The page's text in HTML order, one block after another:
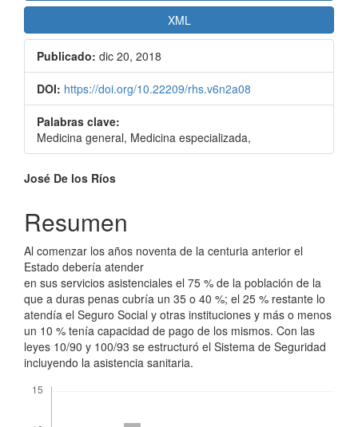
XML
Publicado: dic 20, 2018
DOI: https://doi.org/10.22209/rhs.v6n2a08
Palabras clave:
Medicina general, Medicina especializada,
Contenido
principal
del
artículo
José De los Ríos
Resumen
Al comenzar los años noventa de la centuria anterior el
Estado debería atender
en sus servicios asistenciales el 75 % de la población de la
que a duras penas cubría un 35 o 40 %; el 25 % restante lo
atendía el Seguro Social y otras instituciones y más o menos
un 10 % tenía capacidad de pago de los mismos. Con las
leyes 10/90 y 100/93 se estructuró el Sistema de Seguridad
incluyendo la asistencia sanitaria.